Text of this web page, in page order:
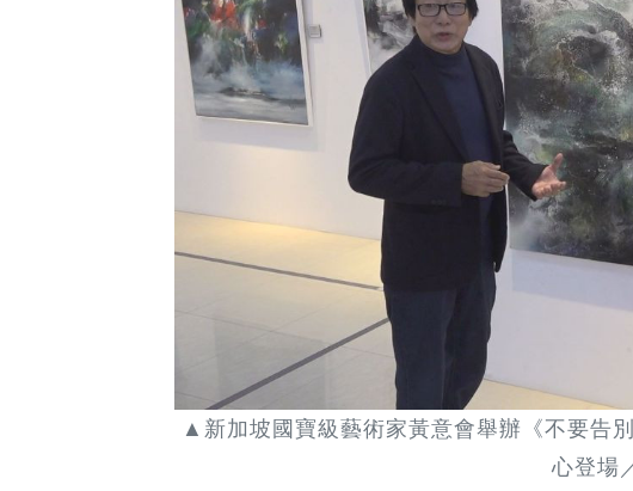
▲新加坡國寶級藝術家黃意會舉辦《不要告
心登場